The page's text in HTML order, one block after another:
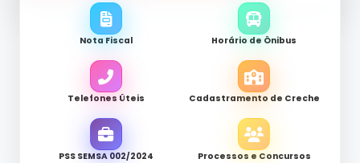
Nota Fiscal Horário de Ônibus
Telefones Úteis Cadastramento de Creche
PSS SEMSA 002/2024 Processos e Concursos